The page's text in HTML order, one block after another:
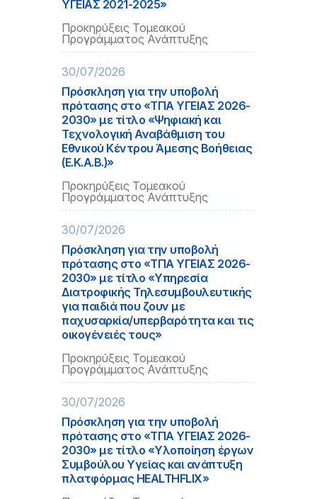
ΥΓΕΙΑΣ 2021-2025»
Προκηρύξεις Τομεακού
Προγράμματος Ανάπτυξης
30/07/2026
Πρόσκληση για την υποβολή
πρότασης στο «ΤΠΑ ΥΓΕΙΑΣ 2026-
2030» με τίτλο «Ψηφιακή και
Τεχνολογική Αναβάθμιση του
Εθνικού Κέντρου Άμεσης Βοήθειας
(Ε.Κ.Α.Β.)»
Προκηρύξεις Τομεακού
Προγράμματος Ανάπτυξης
30/07/2026
Πρόσκληση για την υποβολή
πρότασης στο «ΤΠΑ ΥΓΕΙΑΣ 2026-
2030» με τίτλο «Υπηρεσία
Διατροφικής Τηλεσυμβουλευτικής
για παιδιά που ζουν με
παχυσαρκία/υπερβαρότητα και τις
οικογένειές τους»
Προκηρύξεις Τομεακού
Προγράμματος Ανάπτυξης
30/07/2026
Πρόσκληση για την υποβολή
πρότασης στο «ΤΠΑ ΥΓΕΙΑΣ 2026-
2030» με τίτλο «Υλοποίηση έργων
Συμβούλου Υγείας και ανάπτυξη
πλατφόρμας HEALTHFLIX»